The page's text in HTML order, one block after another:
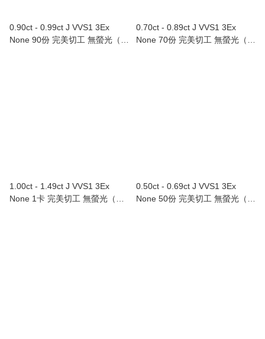
0.90ct - 0.99ct J VVS1 3Ex
None 90份 完美切工 無螢光（附
0.70ct - 0.89ct J VVS1 3Ex
None 70份 完美切工 無螢光（附
1.00ct - 1.49ct J VVS1 3Ex
None 1卡 完美切工 無螢光（附
0.50ct - 0.69ct J VVS1 3Ex
None 50份 完美切工 無螢光（附